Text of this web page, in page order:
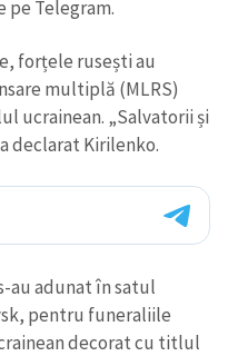
Telegram.
forțele rusești au
multiplă (MLRS)
ucrainean. „Salvatorii și
declarat Kirilenko.
au adunat în satul
pentru funeraliile
decorat cu titlul